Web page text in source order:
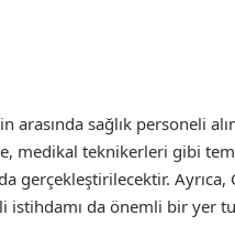
arasında sağlık personeli
medikal teknikerleri gibi
gerçekleştirilecektir. Ayrıca,
istihdamı da önemli bir yer